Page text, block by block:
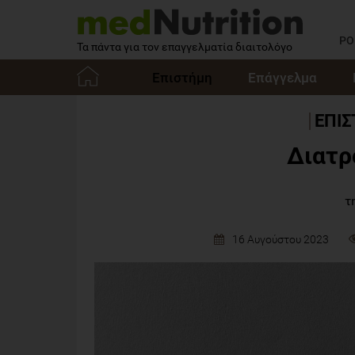
Τα πάντα για τον επαγγελματία διαιτολόγο
Επιστήμη Επάγγελμα
16 Αυγούστου 2023